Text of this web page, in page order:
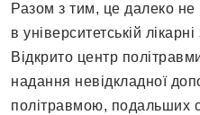
Разом з тим, це далеко не
в університетській
Відкрито центр
надання невідкладної
політравмою, подальших